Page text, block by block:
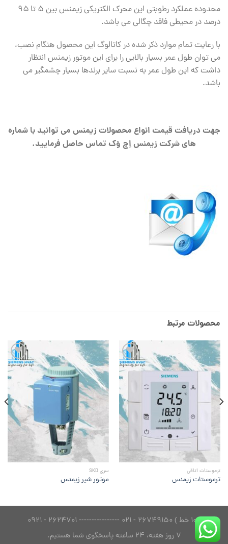
محدوده عملکرد رطوبتی این محرک الکتریکی زیمنس بین ۵ تا ۹۵
درصد در محیطی فاقد چگالی می باشد.
با رعایت تمام موارد ذکر شده در کاتالوگ این محصول هنگام نصب،
می توان طول عمر بسیار بالایی را برای این موتور زیمنس انتظار
داشت که این طول عمر به نسبت سایر برندها بسیار چشمگیر می
باشد.
جهت دریافت قیمت انواع محصولات زیمنس می توانید با شماره
های شرکت زیمنس اِچ وَک تماس حاصل فرمایید.
محصولات مرتبط
علاقه
مندی
ترموستات اتاقی
ترموستات زیمنس
افزودن
علاقه
مندی
سری SKD
موتور شیر زیمنس
( 10 خط ) 26749150 - 021 ---------------- 2624701 - 0921
7 روز هفته، 24 ساعته پاسخگوی شما هستیم.